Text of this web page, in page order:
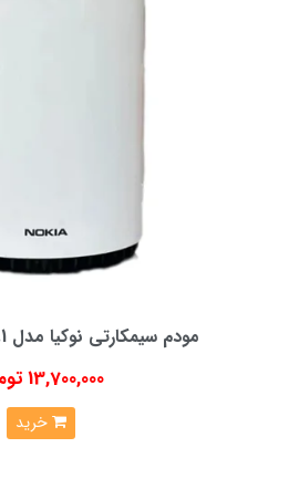
مودم سیمکارتی نوکیا مدل 3.1 دارای ضمانت
13,700,000 تومان